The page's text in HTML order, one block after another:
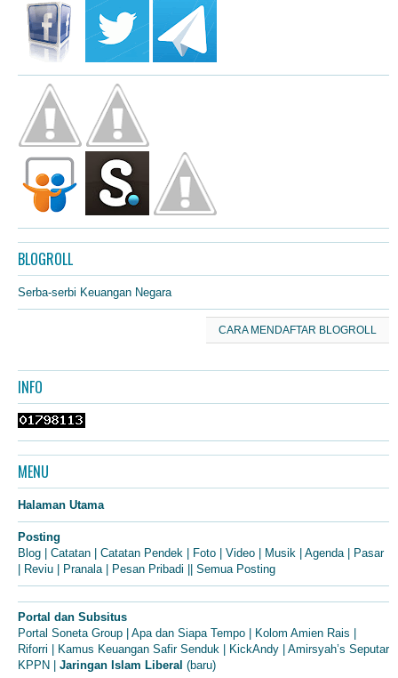
BLOGROLL
Serba-serbi Keuangan Negara
CARA MENDAFTAR BLOGROLL
INFO
MENU
Halaman Utama
Posting
Blog | Catatan | Catatan Pendek | Foto | Video | Musik | Agenda | Pasar
| Reviu | Pranala | Pesan Pribadi || Semua Posting
Portal dan Subsitus
Portal Soneta Group | Apa dan Siapa Tempo | Kolom Amien Rais |
Riforri | Kamus Keuangan Safir Senduk | KickAndy | Amirsyah’s Seputar
KPPN | Jaringan Islam Liberal (baru)